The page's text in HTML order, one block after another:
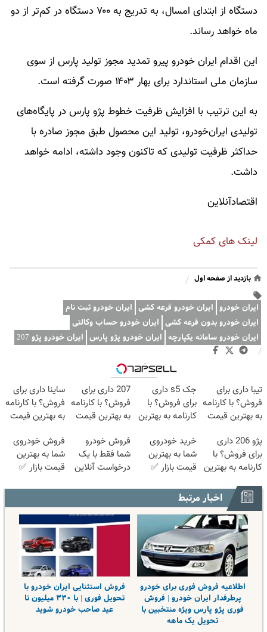
دستگاه از ابتدای امسال، به تدریج به ۷۰۰ دستگاه در کم‌تر از دو
ماه خواهد رساند.
این اقدام ایران خودرو پیرو تمدید مجوز تولید پارس از سوی
سازمان ملی استاندارد برای بهار ۱۴۰۳ صورت گرفته است.
به این ترتیب با افزایش ظرفیت خطوط پژو پارس در پایگاه‌های
تولیدی ایران‌خودرو، تولید این محصول طبق مجوز صادره با
حداکثر ظرفیت تولیدی که تاکنون وجود داشته، ادامه خواهد
داشت.
اقتصادآنلاین
لینک های کمکی
بازدید از صفحه اول /
ایران خودرو ایران خودرو قرعه کشی ایران خودرو ثبت نام
ایران خودرو بدون قرعه کشی ایران خودرو حساب وکالتی
ایران خودرو سامانه یکپارچه ایران خودرو پژو پارس ایران خودرو پژو 207
/
وبگردی
تیبا داری برای
فروش؟ با کارنامه
به بهترین قیمت
جک s5 داری
برای فروش؟ با
کارنامه به بهترین
207 داری برای
فروش؟ با کارنامه
به بهترین قیمت
ساینا داری برای
فروش؟ با کارنامه
به بهترین قیمت
پژو 206 داری
برای فروش؟ با
کارنامه به بهترین
خرید خودروی
شما به بهترین
قیمت بازار ✅
فروش خودرو
شما فقط با یک
درخواست آنلاین
فروش خودروی
شما به بهترین
قیمت بازار ✅
اخبار مرتبط
اطلاعیه فروش فوری برای خودرو
پرطرفدار ایران خودرو | فروش
فوری پژو پارس ویژه منتخبین با
تحویل یک ماهه
فروش استثنایی ایران خودرو با
تحویل فوری | با ۳۳۰ میلیون تا
عید صاحب خودرو شوید